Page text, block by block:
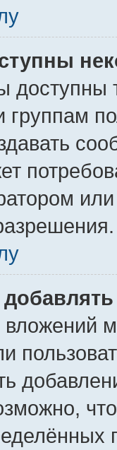
доступны
группам